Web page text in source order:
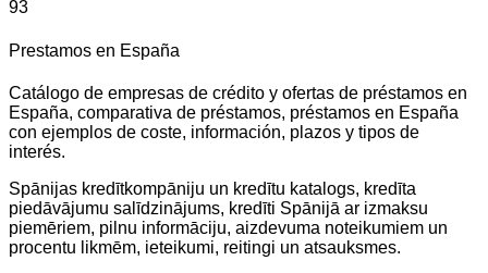
93
Prestamos en España
Catálogo de empresas de crédito y ofertas de préstamos en
España, comparativa de préstamos, préstamos en España
con ejemplos de coste, información, plazos y tipos de
interés.
Spānijas kredītkompāniju un kredītu katalogs, kredīta
piedāvājumu salīdzinājums, kredīti Spānijā ar izmaksu
piemēriem, pilnu informāciju, aizdevuma noteikumiem un
procentu likmēm, ieteikumi, reitingi un atsauksmes.